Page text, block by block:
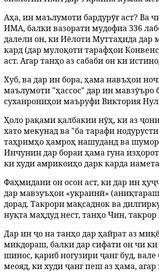
Аҳа, ин маълумоти бардурӯғ аст? Ва
ИМА, балки вазорати мудофиа 336
далели он, ки Иёлоти Муттаҳида дар
кард (дар мулоқоти тарафҳои
аст. Агар танҳо аз сабаби он ки
Хуб, ва дар ин бора, ҳама навъҳои
маълумоти "ҳассос" дар ин
суханрониҳои маъруфи Виктория
Ҳоло рақами қалбакии нӯҳ, ки аз
хато мекунад ва "ба тарафи
таҳримҳо ҳамроҳ нашуданд ва
Инчунин дар бораи ҳама гуна
ки худи амрикоиҳо дарк карда
Фаҳмидани он осон аст, ки дар ин
дар мавзуъҳои «украинӣ»
дорад. Такрори мақсаднок ва
нуқта маҳдуд нест, танҳо Чин,
Дар ин ҷо на танҳо дар ҳайрат аз
микдораш, балки дар сифати он чи ки
шинос, қариб ногузири ҷанг буд,
меояд, ки худи ҷанг пеш аз ҳама,